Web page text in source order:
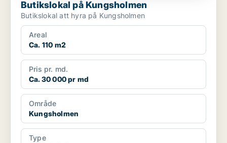
Butikslokal på Kungsholmen
Butikslokal att hyra på Kungsholmen
Areal
Ca. 110 m2
Pris pr. md.
Ca. 30 000 pr md
Område
Kungsholmen
Type